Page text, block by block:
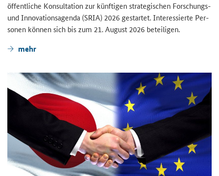
öf­fent­li­che Kon­sul­ta­ti­on zur künf­ti­gen stra­te­gi­schen Forschungs-​
und In­no­va­ti­ons­agen­da (SRIA) 2026 ge­star­tet. In­ter­es­sier­te Per­
so­nen kön­nen sich bis zum 21. Au­gust 2026 be­tei­li­gen.
mehr